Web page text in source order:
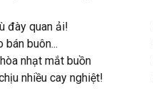
đày quan ải!
bán buôn...
nhạt mắt buồn
nhiều cay nghiệt!